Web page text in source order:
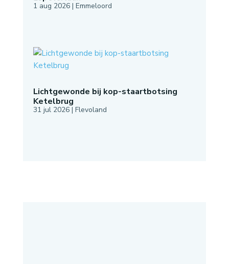
1 aug 2026| Emmeloord
Lichtgewonde bij kop-staartbotsing
Ketelbrug
31 jul 2026| Flevoland